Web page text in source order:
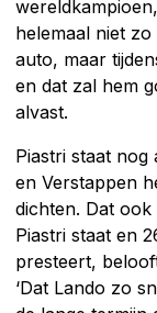
helemaal niet
auto, maar
en dat zal hem
alvast.
Piastri staat nog
en Verstappen
dichten. Dat
Piastri staat en
presteert,
‘Dat Lando zo